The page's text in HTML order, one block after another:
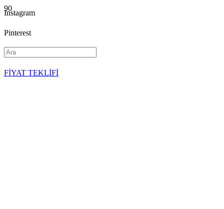
Instagram
Pinterest
YouTube
FİYAT TEKLİFİ